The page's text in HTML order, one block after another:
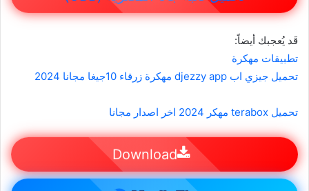
قَد يُعجبك أيضاً:
تطبيقات مهكرة
تحميل جيزي اب djezzy app مهكرة زرقاء 10جيغا مجانا 2024
تحميل terabox مهكر 2024 اخر اصدار مجانا
Download